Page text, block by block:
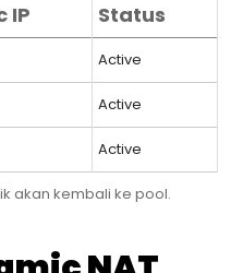
IP Status
Active
Active
Active
akan kembali ke pool.